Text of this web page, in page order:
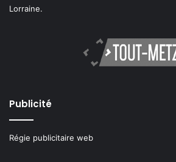
Lorraine.
Publicité
Régie publicitaire web